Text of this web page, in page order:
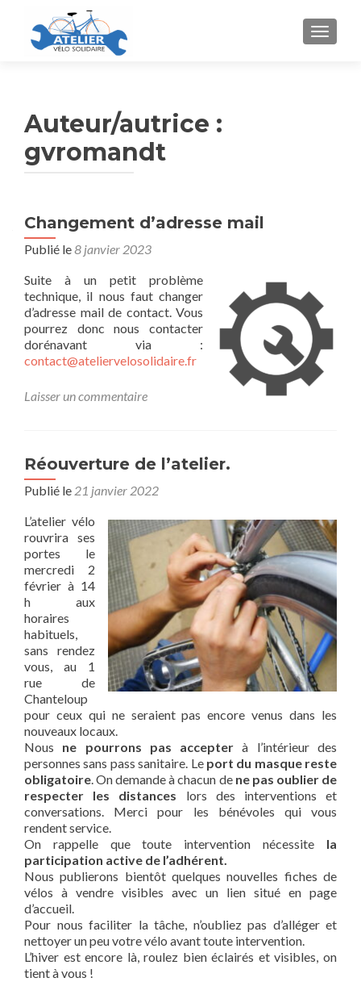
Auteur/autrice :
gvromandt
Changement d’adresse mail
Publié le8 janvier 2023
Suite à un petit problème
technique, il nous faut changer
d’adresse mail de contact. Vous
pourrez donc nous contacter
dorénavant via :
contact@ateliervelosolidaire.fr
Laisser un commentaire
Réouverture de l’atelier.
Publié le 21 janvier 2022
L’atelier vélo
rouvrira ses
portes le
mercredi 2
février à 14
h aux
horaires
habituels,
sans rendez
vous, au 1
rue de
Chanteloup
pour ceux qui ne seraient pas encore venus dans les
nouveaux locaux.
Nous ne pourrons pas accepter à l’intérieur des
personnes sans pass sanitaire. Le port du masque reste
obligatoire. On demande à chacun de ne pas oublier de
respecter les distances lors des interventions et
conversations. Merci pour les bénévoles qui vous
rendent service.
On rappelle que toute intervention nécessite la
participation active de l’adhérent.
Nous publierons bientôt quelques nouvelles fiches de
vélos à vendre visibles avec un lien situé en page
d’accueil.
Pour nous faciliter la tâche, n’oubliez pas d’alléger et
nettoyer un peu votre vélo avant toute intervention.
L’hiver est encore là, roulez bien éclairés et visibles, on
tient à vous !
Navigation
des
articles